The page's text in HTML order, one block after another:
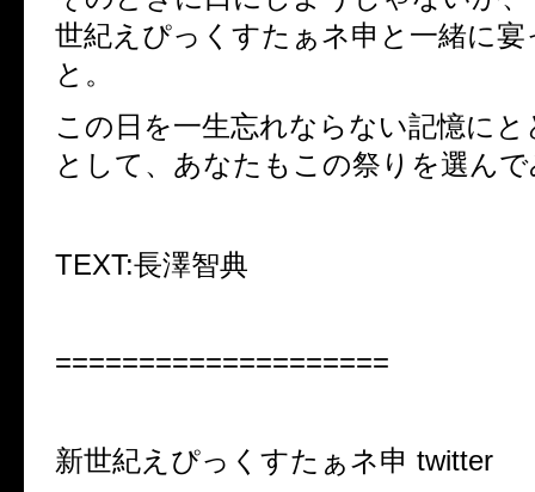
世紀えぴっくすたぁネ申と一緒に
と。
この日を一生忘れならない記憶に
として、あなたもこの祭りを選ん
TEXT:長澤智典
====================
新世紀えぴっくすたぁネ申 twitter